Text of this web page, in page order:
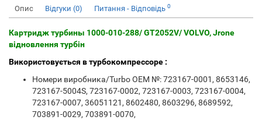
Опис Відгуки (0) Питання - Відповідь 0
Картридж турбины 1000-010-288/ GT2052V/ VOLVO, Jrone
відновлення турбін
Використовується в турбокомпрессоре :
Номери виробника/Turbo OEM №: 723167-0001, 8653146,
723167-5004S, 723167-0002, 723167-0003, 723167-0004,
723167-0007, 36051121, 8602480, 8603296, 8689592,
703891-0029, 703891-0070,